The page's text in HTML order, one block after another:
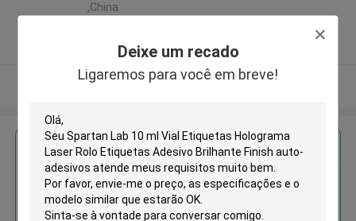
Deixe um recado
Ligaremos para você em breve!
,China
Fornecedor verificado
Veja mais
Obter o melhor preço para
Spartan Lab 10 ml Vial Etiquetas
Holograma Laser Rolo Etiquetas